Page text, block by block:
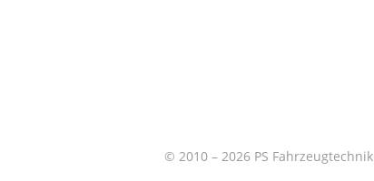
© 2010 – 2026 PS Fahrzeugtechnik